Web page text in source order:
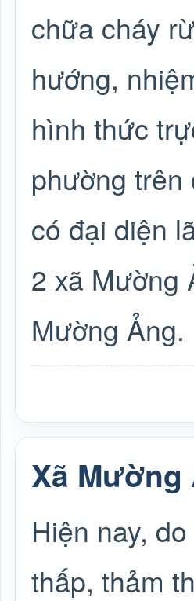
chữa cháy
hướng,
hình thức
phường
có đại diện
2 xã Mường
Mường Ảng.
Xã
Hiện nay,
thấp, thảm